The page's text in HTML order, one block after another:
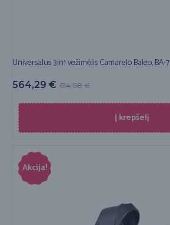
Universalus 3in1 vežimėlis Camarelo Baleo, BA-7
614,08€
564,29 €
Į krepšelį
Akcija!